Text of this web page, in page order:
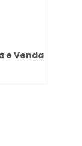
e Venda